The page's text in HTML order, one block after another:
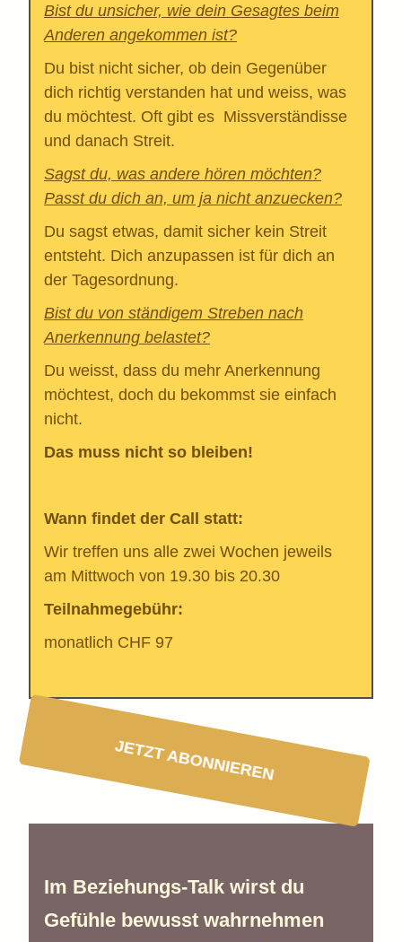
Bist du unsicher, wie dein Gesagtes beim
Anderen angekommen ist?
Du bist nicht sicher, ob dein Gegenüber
dich richtig verstanden hat und weiss, was
du möchtest. Oft gibt es Missverständisse
und danach Streit.
Sagst du, was andere hören möchten?
Passt du dich an, um ja nicht anzuecken?
Du sagst etwas, damit sicher kein Streit
entsteht. Dich anzupassen ist für dich an
der Tagesordnung.
Bist du von ständigem Streben nach
Anerkennung belastet?
Du weisst, dass du mehr Anerkennung
möchtest, doch du bekommst sie einfach
nicht.
Das muss nicht so bleiben!
Wann findet der Call statt:
Wir treffen uns alle zwei Wochen jeweils
am Mittwoch von 19.30 bis 20.30
Teilnahmegebühr:
monatlich CHF 97
JETZT ABONNIEREN
Im Beziehungs-Talk wirst du
Gefühle bewusst wahrnehmen